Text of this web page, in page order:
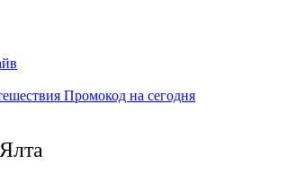
Промокод на сегодня